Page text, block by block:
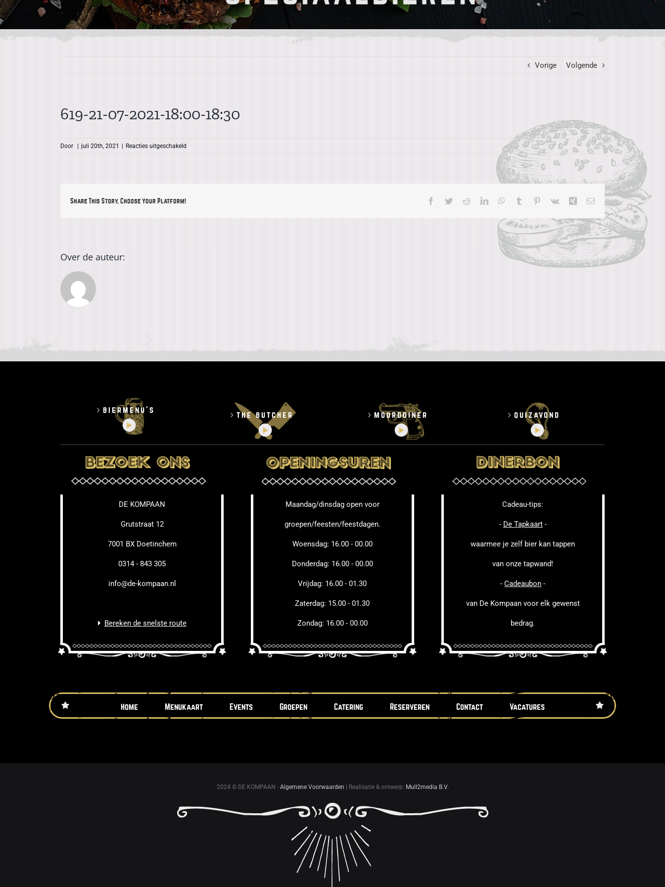
Vorige Volgende
619-21-07-2021-18:00-18:30
Door juli 20th, 2021 Reacties uitgeschakeld
Share This Story, Choose Your Platform! Facebook
TwitterRedditLinkedInWhatsApp
Tumblr Pinterest
Vk Xing E-
Over de auteur:
biermenu’s
the butcher moorddiner quizavond
DE KOMPAAN
Grutstraat 12
7001 BX Doetinchem
0314 - 843 305
info@de-kompaan.nl
Bereken de snelste route
Maandag/dinsdag open voor
groepen/feesten/feestdagen.
Woensdag: 16.00 - 00.00
Donderdag: 16.00 - 00.00
Vrijdag: 16.00 - 01.30
Zaterdag: 15.00 - 01.30
Zondag: 16.00 - 00.00
Cadeau-tips:
- De Tapkaart-
waarmee je zelf bier kan tappen
van onze tapwand!
-Cadeaubon -
van De Kompaan voor elk gewenst
bedrag.
Home Menukaart Events Groepen Catering Reserveren Contact Vacatures
2024 © DE KOMPAAN - Algemene Voorwaarden | Realisatie & ontwerp: Mull2media B.V.